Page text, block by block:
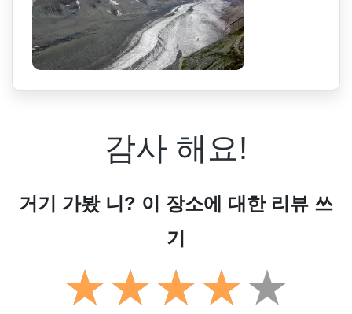
감사 해요!
거기 가봤 니? 이 장소에 대한 리뷰 쓰
기